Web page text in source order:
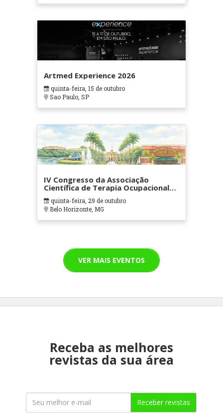
Artmed Experience 2026
quinta-feira, 15 de outubro
Sao Paulo, SP
IV Congresso da Associação
Científica de Terapia Ocupacional
em Contextos Hospitalares e
Cuidados Paliativos - ATOHOSP
quinta-feira, 29 de outubro
Belo Horizonte, MG
VER MAIS EVENTOS
Receba as melhores
revistas da sua área
Receber revistas